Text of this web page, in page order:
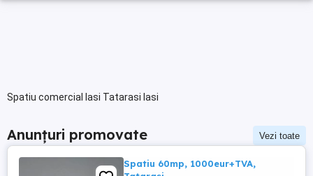
Spatiu comercial Iasi Tatarasi Iasi
Anunțuri promovate Vezi toate
Spatiu 60mp, 1000eur+TVA,